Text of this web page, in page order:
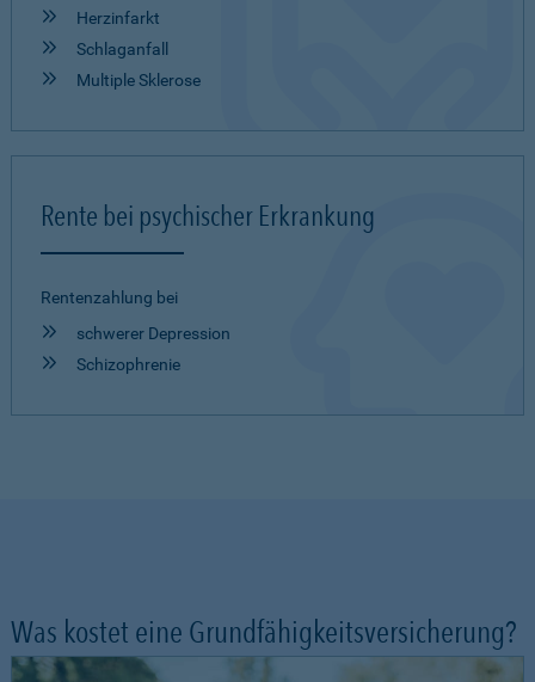
Herzinfarkt
Schlaganfall
Multiple Sklerose
Rente bei psychischer Erkrankung
Rentenzahlung bei
schwerer Depression
Schizophrenie
Was kostet eine Grundfähigkeitsversicherung?